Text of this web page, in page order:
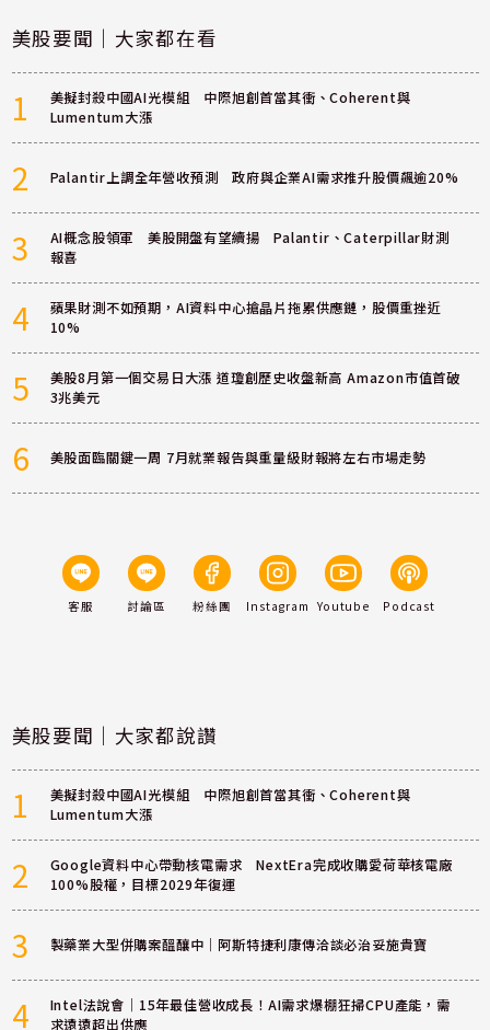
美股要聞｜大家都在看
1
美擬封殺中國AI光模組 中際旭創首當其衝、Coherent與
Lumentum大漲
2 Palantir上調全年營收預測 政府與企業AI需求推升股價飆逾20%
3
AI概念股領軍 美股開盤有望續揚 Palantir、Caterpillar財測
報喜
4
蘋果財測不如預期，AI資料中心搶晶片拖累供應鏈，股價重挫近
10%
5
美股8月第一個交易日大漲 道瓊創歷史收盤新高 Amazon市值首破
3兆美元
6 美股面臨關鍵一周 7月就業報告與重量級財報將左右市場走勢
客服 討論區 粉絲團 Instagram Youtube Podcast
美股要聞｜大家都說讚
1
美擬封殺中國AI光模組 中際旭創首當其衝、Coherent與
Lumentum大漲
2
Google資料中心帶動核電需求 NextEra完成收購愛荷華核電廠
100%股權，目標2029年復運
3 製藥業大型併購案醞釀中｜阿斯特捷利康傳洽談必治妥施貴寶
4
Intel法說會｜15年最佳營收成長！AI需求爆棚狂掃CPU產能，需
求遠遠超出供應